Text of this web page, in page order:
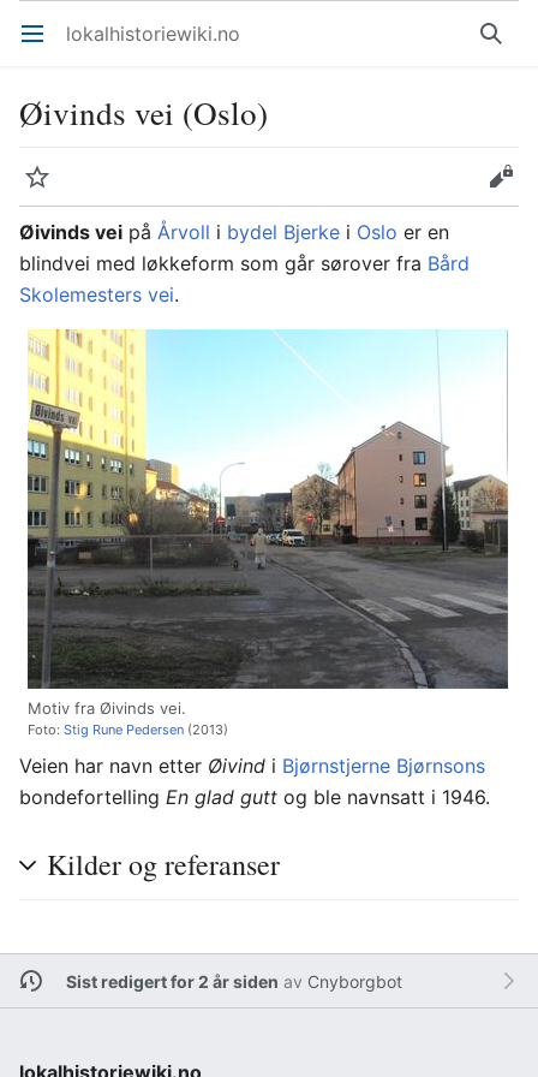
Åpne hovedmenyen lokalhistoriewiki.no Søk
Øivinds vei (Oslo)
Overvåk
Rediger
Øivinds vei på Årvoll i bydel Bjerke i Oslo er en
blindvei med løkkeform som går sørover fra Bård
Skolemesters vei.
Motiv fra Øivinds vei.
Foto: Stig Rune Pedersen (2013)
Veien har navn etter Øivind i Bjørnstjerne Bjørnsons
bondefortelling En glad gutt og ble navnsatt i 1946.
Kilder og referanser
Sist redigert for 2 år siden av Cnyborgbot